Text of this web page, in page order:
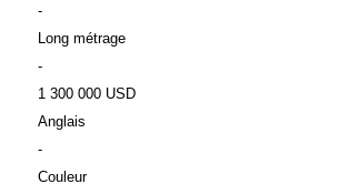
-
Long métrage
-
1 300 000 USD
Anglais
-
Couleur